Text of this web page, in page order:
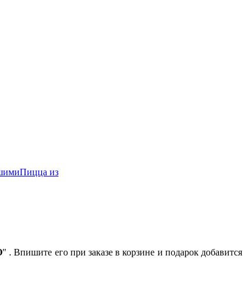
Пицца из
" . Впишите его при заказе в корзине и подарок добавится